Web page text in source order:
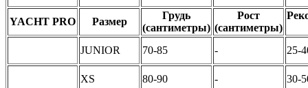
YACHT PRO Размер
Грудь
(сантиметры)
Рост
(сантиметры)
JUNIOR 70-85 - 25-
XS 80-90 - 30-